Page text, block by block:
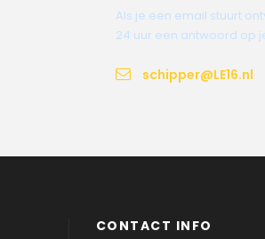
Als je een email stuurt
24 uur een antwoord op
schipper@LE16.nl
CONTACT INFO